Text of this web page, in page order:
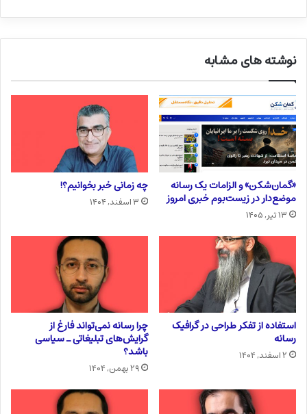
نوشته های مشابه
«گمان‌شکن» و الزامات یک رسانه
موضع‌دار در زیست‌بوم خبری امروز
۱۳ تیر, ۱۴۰۵
چه زمانی خبر بخوانیم؟!
۳ اسفند, ۱۴۰۴
استفاده از تفکر طراحی در گرافیک
رسانه
۲ اسفند, ۱۴۰۴
چرا رسانه نمی‌تواند فارغ از
گرایش‌های تبلیغاتی ـ سیاسی
باشد؟
۲۹ بهمن, ۱۴۰۴